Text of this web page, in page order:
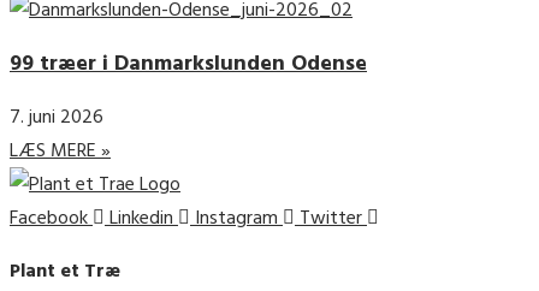
99 træer i Danmarkslunden Odense
7. juni 2026
LÆS MERE »
Facebook Linkedin Instagram
Twitter
Plant et Træ